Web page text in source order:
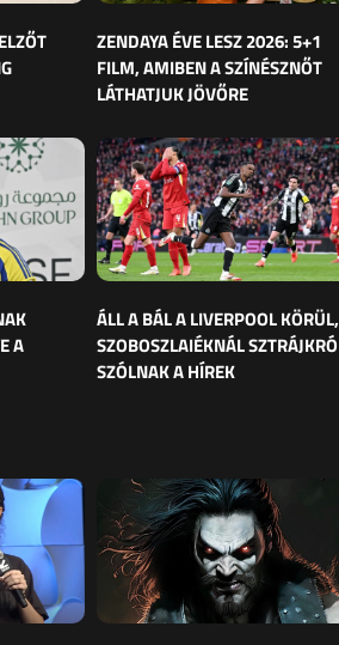
ZENDAYA ÉVE LESZ 2026: 5+1
FILM, AMIBEN A SZÍNÉSZNŐT
LÁTHATJUK JÖVŐRE
A
ÁLL A BÁL A LIVERPOOL KÖRÜL,
SZOBOSZLAIÉKNÁL
SZÓLNAK A HÍREK